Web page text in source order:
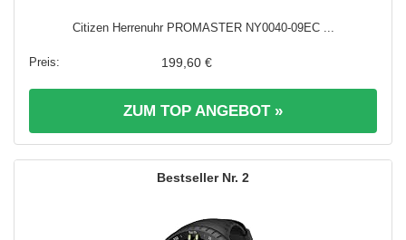
Citizen Herrenuhr PROMASTER NY0040-09EC ...
199,60 €
ZUM TOP ANGEBOT »
2